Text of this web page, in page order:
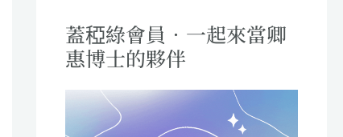
蓋稏綠會員．一起來當卿
惠博士的夥伴